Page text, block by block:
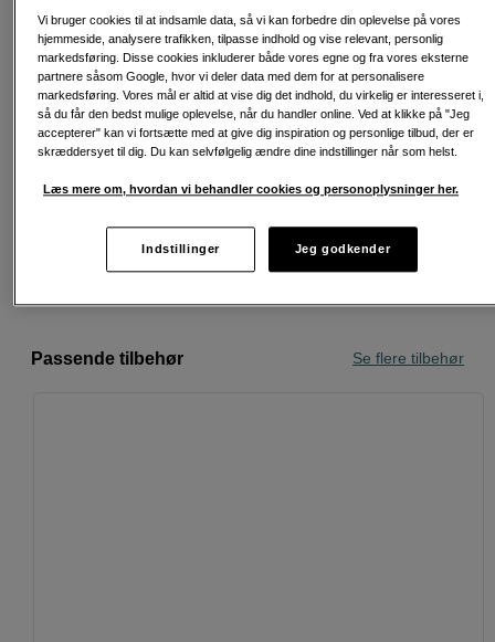
Læg i indkøbskurv
Personlig service og ekspertrådgivning
Passende tilbehør Se flere tilbehør
Vi bruger cookies til at indsamle data, så vi kan forbedre din oplevelse på vores
hjemmeside, analysere trafikken, tilpasse indhold og vise relevant, personlig
markedsføring. Disse cookies inkluderer både vores egne og fra vores eksterne
partnere såsom Google, hvor vi deler data med dem for at personalisere
markedsføring. Vores mål er altid at vise dig det indhold, du virkelig er interesseret i,
så du får den bedst mulige oplevelse, når du handler online. Ved at klikke på "Jeg
accepterer" kan vi fortsætte med at give dig inspiration og personlige tilbud, der er
skræddersyet til dig. Du kan selvfølgelig ændre dine indstillinger når som helst.
Læs mere om, hvordan vi behandler cookies og personoplysninger her.
Indstillinger Jeg godkender